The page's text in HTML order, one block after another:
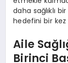
daha sağlıklı
hedefini bir
Aile
Birinci